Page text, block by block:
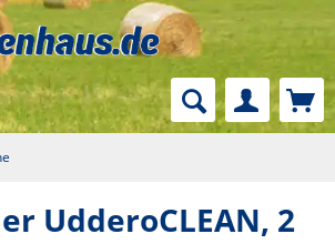
UdderoCLEAN, 2